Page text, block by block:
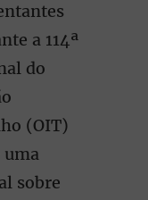
a 114ª
do
(OIT)
uma
sobre